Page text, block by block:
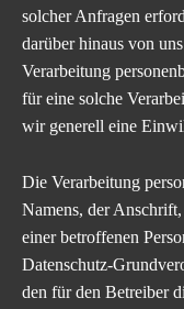
solcher Anfragen
darüber hinaus von
Verarbeitung
für eine solche
wir generell eine
Die Verarbeitung
Namens, der
einer betroffenen
Datenschutz-
den für den Betreiber